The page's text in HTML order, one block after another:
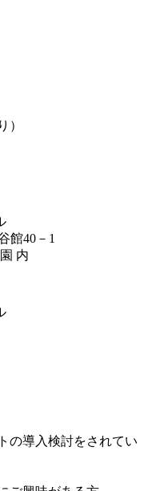
）
館40－1
内
の導入検討をされてい